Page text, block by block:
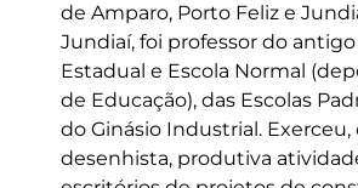
de Amparo, Porto Feliz e
Jundiaí, foi professor do
Estadual e Escola Normal
de Educação), das Escolas
do Ginásio Industrial. Exerceu,
desenhista, produtiva